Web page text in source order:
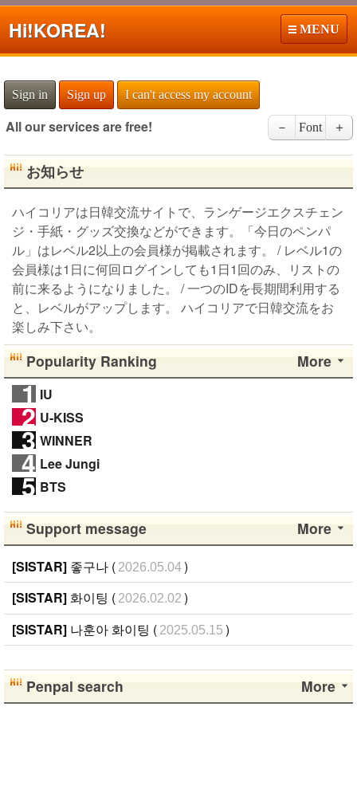
Hi!KOREA! MENU
Sign in Sign up I can't access my account
All our services are free! － Font ＋
お知らせ
ハイコリアは日韓交流サイトで、ランゲージエクスチェン
ジ・手紙・グッズ交換などができます。「今日のペンパ
ル」はレベル2以上の会員様が掲載されます。 / レベル1の
会員様は1日に何回ログインしても1日1回のみ、リストの
前に来るようになりました。 / 一つのIDを長期間利用する
と、レベルがアップします。 ハイコリアで日韓交流をお
楽しみ下さい。
More
Popularity Ranking
1 IU
2 U-KISS
3 WINNER
4 Lee Jungi
5 BTS
More
Support message
[SISTAR] 좋구나 ( 2026.05.04)
[SISTAR] 화이팅 ( 2026.02.02 )
[SISTAR] 나훈아 화이팅 ( 2025.05.15 )
More
Penpal search